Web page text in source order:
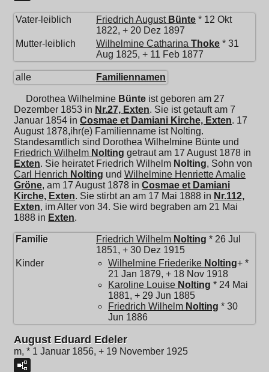
Vater-leiblich Friedrich August Bünte * 12 Okt
1822, + 20 Dez 1897
Mutter-leiblich
Wilhelmine Catharina Thoke * 31
Aug 1825, + 11 Feb 1877
alle Familiennamen
Dorothea Wilhelmine Bünte ist geboren am 27
Dezember 1853 in Nr.27, Exten. Sie ist getauft am 7
Januar 1854 in Cosmae et Damiani Kirche, Exten. 17
August 1878,ihr(e) Familienname ist Nolting.
Standesamtlich sind Dorothea Wilhelmine Bünte und
Friedrich Wilhelm Nolting getraut am 17 August 1878 in
Exten. Sie heiratet Friedrich Wilhelm Nolting, Sohn von
Carl Henrich Nolting und Wilhelmine Henriette Amalie
Gröne, am 17 August 1878 in Cosmae et Damiani
Kirche, Exten. Sie stirbt an am 17 Mai 1888 in Nr.112,
Exten, im Alter von 34. Sie wird begraben am 21 Mai
1888 in Exten.
Familie Friedrich Wilhelm Nolting * 26 Jul
1851, + 30 Dez 1915
Kinder
Wilhelmine Friederike Nolting+ *
21 Jan 1879, + 18 Nov 1918
Karoline Louise Nolting * 24 Mai
1881, + 29 Jun 1885
Friedrich Wilhelm Nolting * 30
Jun 1886
August Eduard Edeler
m, * 1 Januar 1856, + 19 November 1925